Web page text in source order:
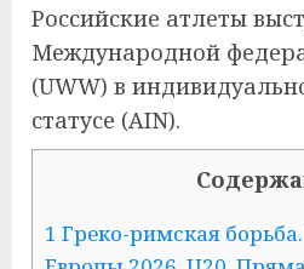
Российские атлеты
Международной
(UWW) в
статусе (AIN).
1 Греко-римская